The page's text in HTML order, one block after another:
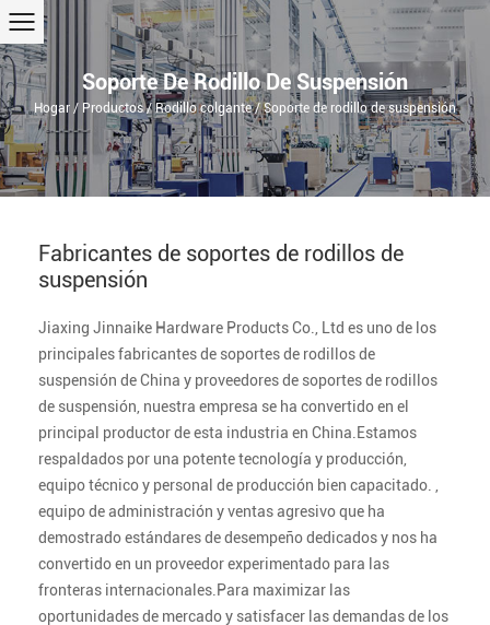
Soporte De Rodillo De Suspensión
Hogar / Productos/ Rodillo colgante/Soporte de rodillo de suspensión
Fabricantes de soportes de rodillos de
suspensión
Jiaxing Jinnaike Hardware Products Co., Ltd es uno de los
principales fabricantes de soportes de rodillos de
suspensión de China y proveedores de soportes de rodillos
de suspensión, nuestra empresa se ha convertido en el
principal productor de esta industria en China.Estamos
respaldados por una potente tecnología y producción,
equipo técnico y personal de producción bien capacitado. ,
equipo de administración y ventas agresivo que ha
demostrado estándares de desempeño dedicados y nos ha
convertido en un proveedor experimentado para las
fronteras internacionales.Para maximizar las
oportunidades de mercado y satisfacer las demandas de los